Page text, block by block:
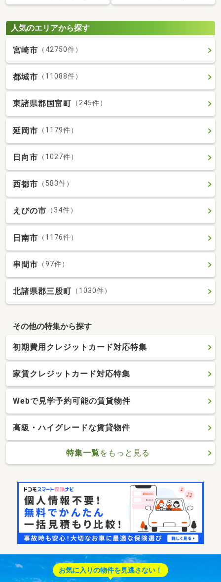
人気のエリアから探す
宮崎市 （42750件）
都城市 （11088件）
東諸県郡国富町 （245件）
延岡市 （1179件）
日向市 （1027件）
西都市 （583件）
えびの市 （34件）
日南市 （1176件）
串間市 （97件）
北諸県郡三股町 （1030件）
その他の特集から探す
初期費用クレジットカード対応特集
家賃クレジットカード対応特集
Webで見学予約可能の賃貸物件
高級・ハイグレードな賃貸物件
特集一覧をもっと見る
お気に入りの物件を見逃さない！